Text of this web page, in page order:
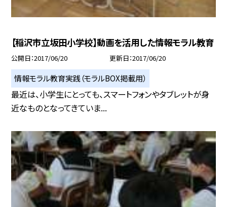
【稲沢市立坂田小学校】動画を活用した情報モラル教育
公開日 2017/06/20 更新日 2017/06/20
情報モラル教育実践（モラルBOX掲載用）
最近は、小学生にとっても、スマートフォンやタブレットが身
近なものとなってきていま...